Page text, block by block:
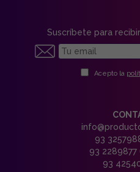
Suscríbete para
Acepto la
93
93 2289877
93